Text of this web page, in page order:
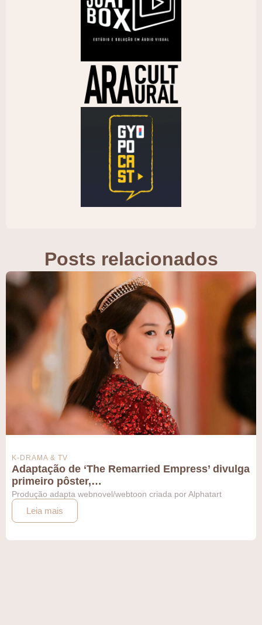
Posts relacionados
K-DRAMA & TV
Adaptação de ‘The Remarried Empress’ divulga
primeiro pôster,…
Produção adapta webnovel/webtoon criada por Alphatart
Leia mais